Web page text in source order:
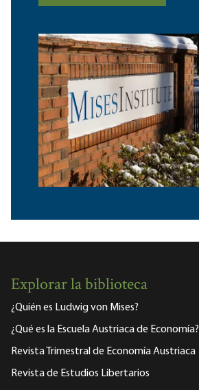
Explorar la biblioteca
¿Quién es Ludwig von Mises?
¿Qué es la Escuela Austriaca de Economía?
Revista Trimestral de Economía Austriaca
Revista de Estudios Libertarios